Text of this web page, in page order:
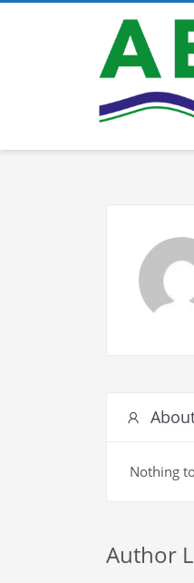
Nothing
Author